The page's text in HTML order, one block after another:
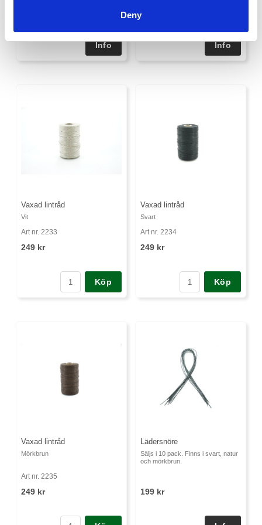
Deny
Vaxad lintråd
Vit
Art nr. 2233
249 kr
Köp
Vaxad lintråd
Svart
Art nr. 2234
249 kr
Köp
Vaxad lintråd
Mörkbrun
Art nr. 2235
249 kr
Lädersnöre
Säljs i 10 pack. Finns i svart, natur
och mörkbrun.
199 kr